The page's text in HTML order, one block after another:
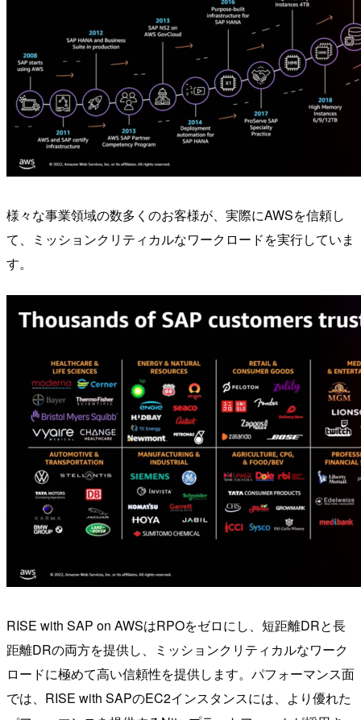
様々な事業領域の数多くのお客様が、実際にAWSを信頼し
て、ミッションクリティカルなワークロードを実行していま
す。
RISE with SAP on AWSはRPOをゼロにし、短距離DRと長
距離DRの両方を提供し、ミッションクリティカルなワーク
ロードに極めて高い信頼性を提供します。パフォーマンス面
では、RISE with SAPのEC2インスタンスには、より優れた